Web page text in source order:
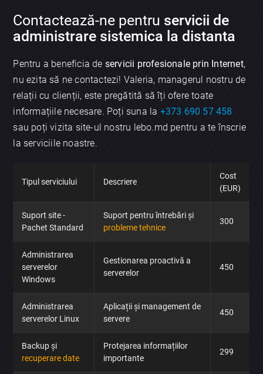
Contactează-ne pentru servicii de
administrare sistemica la distanta
Pentru a beneficia de servicii profesionale prin Internet,
nu ezita să ne contactezi! Valeria, managerul nostru de
relații cu clienții, este pregătită să îți ofere toate
informațiile necesare. Poți suna la +373 690 57 458
sau poți vizita site-ul nostru lebo.md pentru a te înscrie
la serviciile noastre.
Tipul serviciului Descriere
Cost
(EUR)
Suport site -
Pachet Standard
Suport pentru întrebări și
probleme tehnice
300
Administrarea
serverelor
Windows
Gestionarea proactivă a
serverelor
450
Administrarea
serverelor Linux
Aplicații și management de
servere
450
Backup și
recuperare date
Protejarea informațiilor
importante
299
×
Discută aplicația